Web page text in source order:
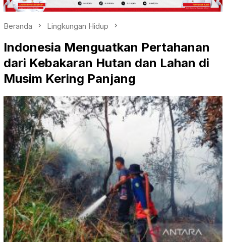
Beranda Lingkungan Hidup
Indonesia Menguatkan Pertahanan
dari Kebakaran Hutan dan Lahan di
Musim Kering Panjang